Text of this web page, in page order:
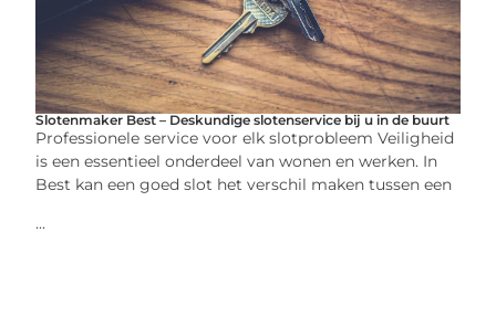
Slotenmaker Best – Deskundige slotenservice bij u in de buurt
Professionele service voor elk slotprobleem Veiligheid
is een essentieel onderdeel van wonen en werken. In
Best kan een goed slot het verschil maken tussen een
...